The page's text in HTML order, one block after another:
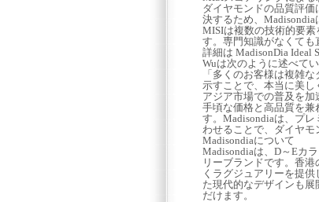
ダイヤモンドの品質評
決するため、Madisondia
MISIは複数の技術的要
す。専門知識がなくても
詳細は MadisonDia Ideal
Wuは次のように述べてい
「多くのお客様は複雑
示すことで、本当に美し
アジア市場での普及を加
手頃な価格と高品質を兼
す。Madisondiaは、プ
わせることで、ダイヤモ
Madisondiaについて
Madisondiaは、D～Eカ
リーブランドです。香
くラグジュアリーを提
た現代的なデザインも
だけます。